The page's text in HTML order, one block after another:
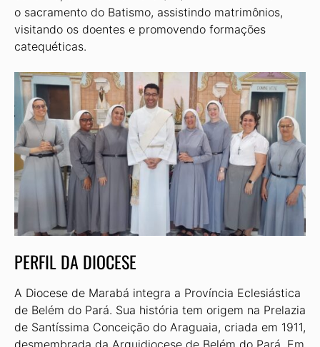
o sacramento do Batismo, assistindo matrimônios,
visitando os doentes e promovendo formações
catequéticas.
PERFIL DA DIOCESE
A Diocese de Marabá integra a Província Eclesiástica
de Belém do Pará. Sua história tem origem na Prelazia
de Santíssima Conceição do Araguaia, criada em 1911,
desmembrada da Arquidiocese de Belém do Pará. Em